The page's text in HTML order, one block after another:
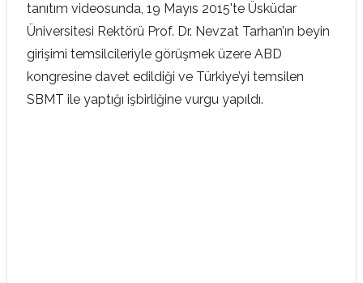
tanıtım videosunda, 19 Mayıs 2015'te Üsküdar
Üniversitesi Rektörü Prof. Dr. Nevzat Tarhan’ın beyin
girişimi temsilcileriyle görüşmek üzere ABD
kongresine davet edildiği ve Türkiye’yi temsilen
SBMT ile yaptığı işbirliğine vurgu yapıldı.